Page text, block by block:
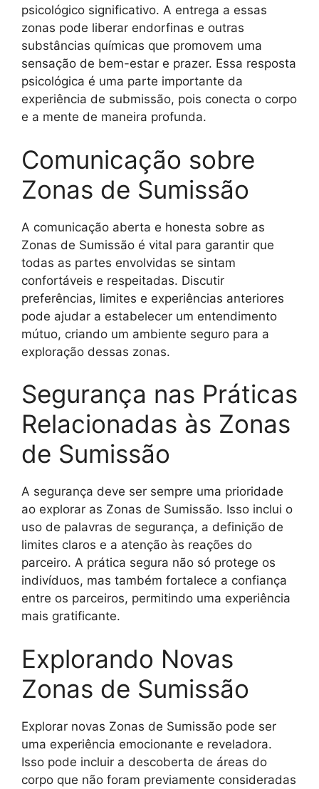
psicológico significativo. A entrega a essas
zonas pode liberar endorfinas e outras
substâncias químicas que promovem uma
sensação de bem-estar e prazer. Essa resposta
psicológica é uma parte importante da
experiência de submissão, pois conecta o corpo
e a mente de maneira profunda.
Comunicação sobre
Zonas de Sumissão
A comunicação aberta e honesta sobre as
Zonas de Sumissão é vital para garantir que
todas as partes envolvidas se sintam
confortáveis e respeitadas. Discutir
preferências, limites e experiências anteriores
pode ajudar a estabelecer um entendimento
mútuo, criando um ambiente seguro para a
exploração dessas zonas.
Segurança nas Práticas
Relacionadas às Zonas
de Sumissão
A segurança deve ser sempre uma prioridade
ao explorar as Zonas de Sumissão. Isso inclui o
uso de palavras de segurança, a definição de
limites claros e a atenção às reações do
parceiro. A prática segura não só protege os
indivíduos, mas também fortalece a confiança
entre os parceiros, permitindo uma experiência
mais gratificante.
Explorando Novas
Zonas de Sumissão
Explorar novas Zonas de Sumissão pode ser
uma experiência emocionante e reveladora.
Isso pode incluir a descoberta de áreas do
corpo que não foram previamente consideradas